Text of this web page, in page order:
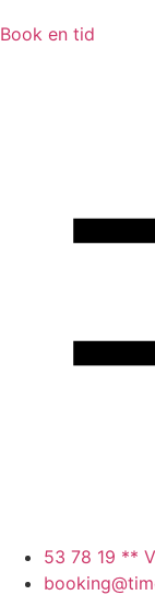
Book en tid
53 78 19 **